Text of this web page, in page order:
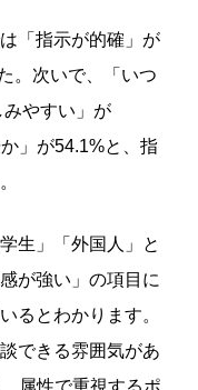
「指示が的確」が
。次いで、「いつ
やすい」が
」が54.1%と、指
生」「外国人」と
が強い」の項目に
るとわかります。
できる雰囲気があ